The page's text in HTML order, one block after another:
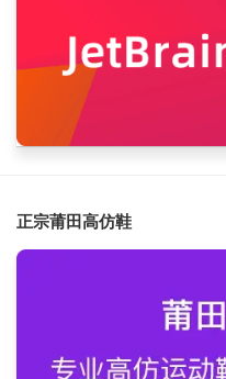
正宗莆田高仿鞋